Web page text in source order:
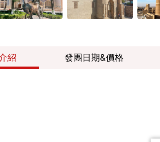
紹 發團日期&價格